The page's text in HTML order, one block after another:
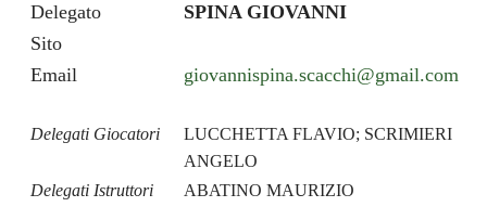
Delegato
SPINA GIOVANNI
Sito
Email
giovannispina.scacchi@gmail.com
Delegati Giocatori
LUCCHETTA FLAVIO; SCRIMIERI
ANGELO
Delegati Istruttori
ABATINO MAURIZIO